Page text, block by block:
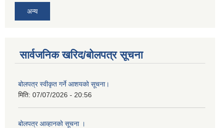
अन्य
सार्वजनिक खरिद/बोलपत्र सूचना
बोलपत्र स्वीकृत गर्ने आशयको सूचना।
मिति: 07/07/2026 - 20:56
बोलपत्र आव्हानको सूचना ।